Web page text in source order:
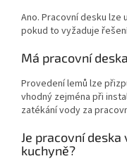
Ano. Pracovní desku
pokud to vyžaduje
Má pracovní
Provedení lemů lze
vhodný zejména při
zatékání vody za
Je pracovní
kuchyně?